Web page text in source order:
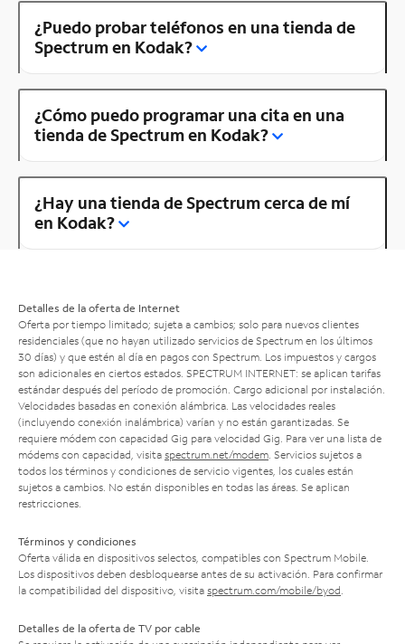
¿Puedo probar teléfonos en una tienda de
Spectrum en Kodak?
¿Cómo puedo programar una cita en una
tienda de Spectrum en Kodak?
¿Hay una tienda de Spectrum cerca de mí
en Kodak?
Detalles de la oferta de Internet
Oferta por tiempo limitado; sujeta a cambios; solo para nuevos clientes
residenciales (que no hayan utilizado servicios de Spectrum en los últimos
30 días) y que estén al día en pagos con Spectrum. Los impuestos y cargos
son adicionales en ciertos estados. SPECTRUM INTERNET: se aplican tarifas
estándar después del período de promoción. Cargo adicional por instalación.
Velocidades basadas en conexión alámbrica. Las velocidades reales
(incluyendo conexión inalámbrica) varían y no están garantizadas. Se
requiere módem con capacidad Gig para velocidad Gig. Para ver una lista de
módems con capacidad, visita spectrum.net/modem . Servicios sujetos a
todos los términos y condiciones de servicio vigentes, los cuales están
sujetos a cambios. No están disponibles en todas las áreas. Se aplican
restricciones.
Términos y condiciones
Oferta válida en dispositivos selectos, compatibles con Spectrum Mobile.
Los dispositivos deben desbloquearse antes de su activación. Para confirmar
la compatibilidad del dispositivo, visita spectrum.com/mobile/byod
Detalles de la oferta de TV por cable